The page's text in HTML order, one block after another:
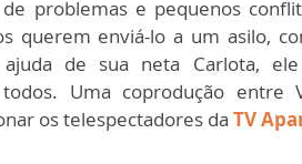
problemas e pequenos
querem enviá-lo a um asilo,
de sua neta Carlota,
Uma coprodução entre
os telespectadores da TV